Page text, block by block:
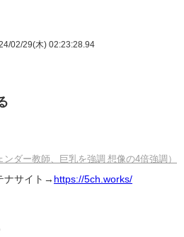
02/29(木) 02:23:28.94
ンダー教師、巨乳を強調 想像の4倍強調）
ナサイト→ https://5ch.works/